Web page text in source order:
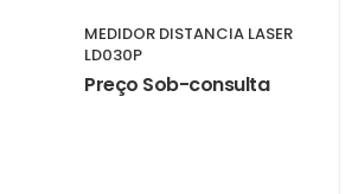
MEDIDOR DISTANCIA LASER
LD030P
Preço Sob-consulta